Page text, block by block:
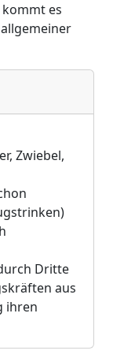
es
Zwiebel,
Dritte
aus
ihren